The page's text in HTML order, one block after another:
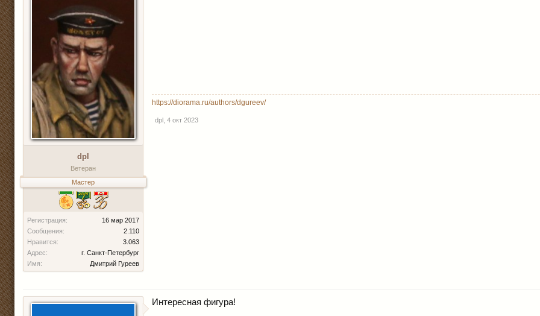
dpl
Ветеран
Мастер
Регистрация:
16 мар 2017
Сообщения:
2.110
Нравится:
3.063
Адрес:
г. Санкт-Петербург
Имя:
Дмитрий Гуреев
https://diorama.ru/authors/dgureev/
dpl 4 окт 2023
Интересная фигура!